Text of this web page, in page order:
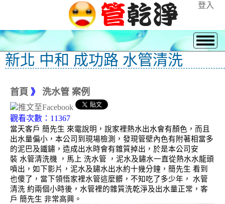
登入
新北 中和 成功路 水管清洗
首頁 》 洗水管 案例
觀看次數：11367
當天客戶 簡先生 來電說明，說家裡熱水出水會有顏色，而且
出水量偏小，本公司到現場檢測，發現管壁內色有附著相當多
的泥巴及鐵鏽，造成出水時會有雜質掉出，於是本公司安
裝 水管清洗機 ，馬上 洗水管 ，泥水及鏽水一直從熱水水龍頭
噴出，如下影片，泥水及鏽水出水約十幾分鐘，簡先生 看到
也傻了，當下領悟家裡水管這麼髒，不知吃了多少年， 水管
清洗 約兩個小時後，水管裡的雜質洗乾淨及出水量正常，客
戶 簡先生 非常高興。